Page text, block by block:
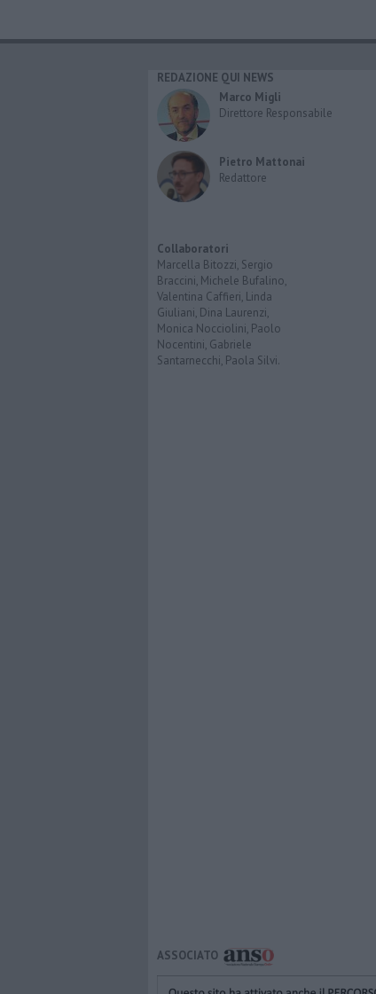
REDAZIONE QUI NEWS
Marco Migli
Direttore Responsabile
Pietro Mattonai
Redattore
Collaboratori
Marcella Bitozzi, Sergio
Braccini, Michele Bufalino,
Valentina Caffieri, Linda
Giuliani, Dina Laurenzi,
Monica Nocciolini, Paolo
Nocentini, Gabriele
Santarnecchi, Paola Silvi.
ASSOCIATO